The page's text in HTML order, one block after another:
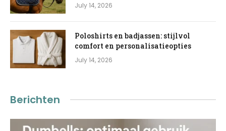
July 14, 2026
Poloshirts en badjassen: stijlvol
comfort en personalisatieopties
July 14, 2026
Berichten